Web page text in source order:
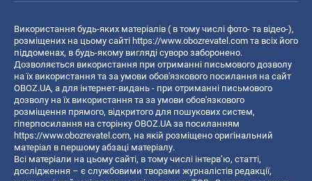
Використання будь-яких матеріалів ( в тому числі фото- та відео-),
розміщених на цьому сайті https://www.obozrevatel.com та всіх його
піддоменах, в будь-якому вигляді суворо заборонено.
Дозволяється використання при отриманні письмового дозволу
на їх використання та за умови обов'язкового посилання на сайт
OBOZ.UA, а для інтернет-видань - при отриманні письмового
дозволу на їх використання та за умови обов'язкового
розміщення прямого, відкритого для пошукових систем,
гіперпосилання на сторінку OBOZ.UA за посиланням
https://www.obozrevatel.com, на якій розміщено оригінальний
матеріал в першому абзаці матеріалу.
Всі матеріали на цьому сайті, в тому числі інтерв’ю, статті,
дослідження – є службовими творами журналістів редакції,